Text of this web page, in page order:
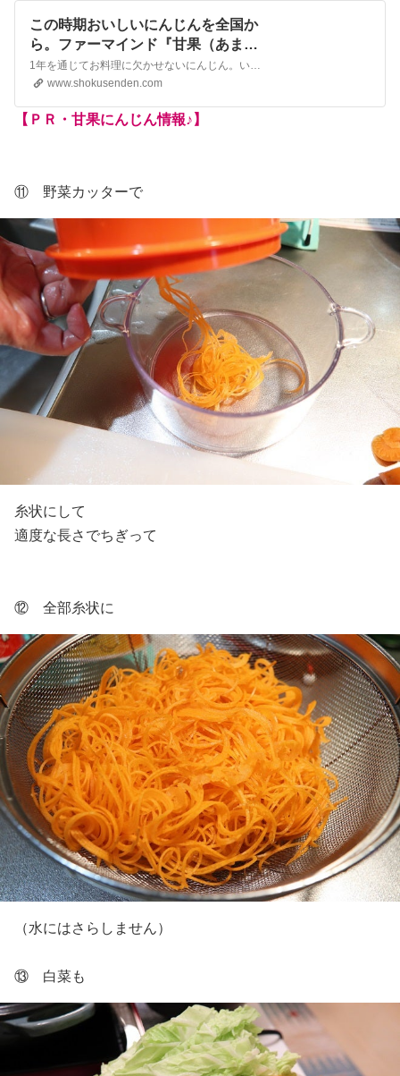
この時期おいしいにんじんを全国か
ら。ファーマインド『甘果（あま
か）にんじん』
1年を通じてお料理に欠かせないにんじん。いろいろな商品が売り場に並ぶなか、ファーマインドの『甘果にんじん』は、おいしさへのこだわりが違います。芯の色が赤い品種に限定し、えぐみがない、ニンジン特有の臭みがない、といった3つの選定基準を満たすものだけを、全国から選りすぐって産地リレーでお届けします。いつもの料理が、ますますおいしく！『甘果にんじん』をぜひお試しく…
www.shokusenden.com
【ＰＲ・甘果にんじん情報♪】
⑪ 野菜カッターで
糸状にして
適度な長さでちぎって
⑫ 全部糸状に
（水にはさらしません）
⑬ 白菜も